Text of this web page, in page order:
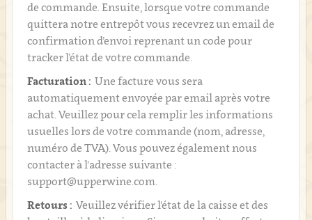
de commande. Ensuite, lorsque votre commande
quittera notre entrepôt vous recevrez un email de
confirmation d’envoi reprenant un code pour
tracker l’état de votre commande.
Facturation : Une facture vous sera
automatiquement envoyée par email après votre
achat. Veuillez pour cela remplir les informations
usuelles lors de votre commande (nom, adresse,
numéro de TVA). Vous pouvez également nous
contacter à l'adresse suivante :
support@upperwine.com.
Retours : Veuillez vérifier l'état de la caisse et des